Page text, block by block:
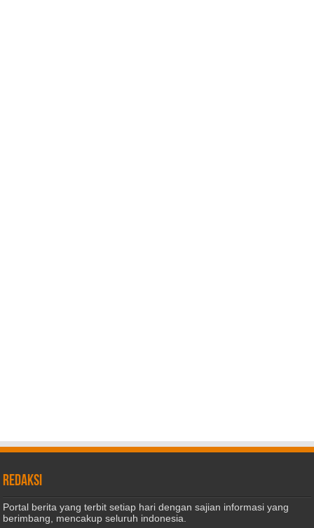
REDAKSI
Portal berita yang terbit setiap hari dengan sajian informasi yang
berimbang, mencakup seluruh indonesia.